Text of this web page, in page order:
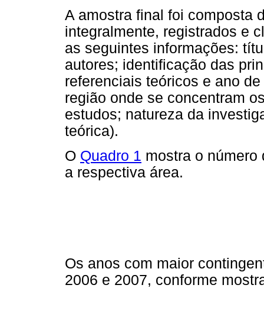
A amostra final foi composta
integralmente, registrados e
as seguintes informações:
autores; identificação das
referenciais teóricos e ano
região onde se concentram
estudos; natureza da
teórica).
O Quadro 1 mostra o número
a respectiva área.
Os anos com maior
2006 e 2007, conforme